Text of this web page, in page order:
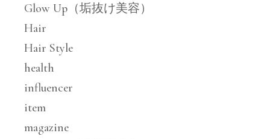
Glow Up（垢抜け美容）
Hair
Hair Style
health
influencer
item
magazine